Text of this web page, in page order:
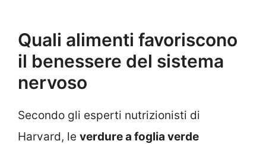
Quali alimenti favoriscono
il benessere del sistema
nervoso
Secondo gli esperti nutrizionisti di
Harvard, le verdure a foglia verde